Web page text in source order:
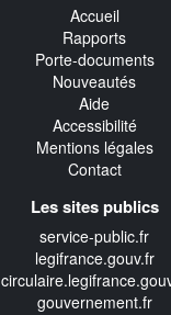
Accueil
Rapports
Porte-documents
Nouveautés
Aide
Accessibilité
Mentions légales
Contact
Les sites publics
service-public.fr
legifrance.gouv.fr
gouvernement.fr